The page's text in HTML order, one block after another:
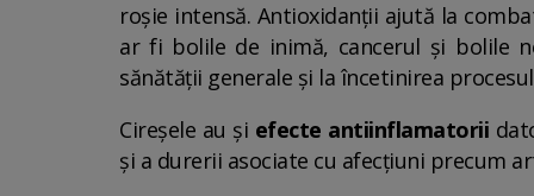
roșie intensă. Antioxidanții ajută la
ar fi bolile de inimă, cancerul și bolile
sănătății generale și la încetinirea
Cireșele au și efecte antiinflamatorii
și a durerii asociate cu afecțiuni precum